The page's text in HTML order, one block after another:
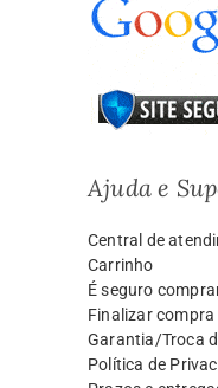
Ajuda e
Central de
Carrinho
É seguro
Finalizar compra
Garantia/Troca
Política de